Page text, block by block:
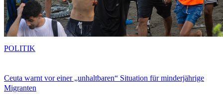
Ceuta warnt vor einer „unhaltbaren“ Situation für minderjährige
Migranten
POLITIK